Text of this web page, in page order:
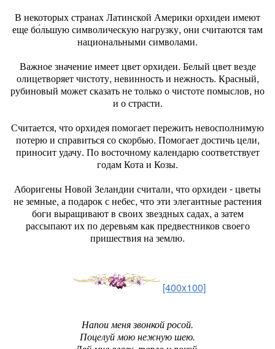
В некоторых странах Латинской Америки орхидеи имеют
еще бо́льшую символическую нагрузку, они считаются там
национальными символами.
Важное значение имеет цвет орхидеи. Белый цвет везде
олицетворяет чистоту, невинность и нежность. Красный,
рубиновый может сказать не только о чистоте помыслов, но
и о страсти.
Считается, что орхидея помогает пережить невосполнимую
потерю и справиться со скорбью. Помогает достичь цели,
приносит удачу. По восточному календарю соответствует
годам Кота и Козы.
Аборигены Новой Зеландии считали, что орхидеи - цветы
не земные, а подарок с небес, что эти элегантные растения
боги выращивают в своих звездных садах, а затем
рассыпают их по деревьям как предвестников своего
пришествия на землю.
[400x100]
Напои меня звонкой росой.
Поцелуй мою нежную шею.